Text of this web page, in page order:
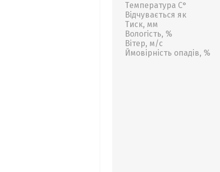
Температура С°
Відчувається як
Тиск, мм
Вологість, %
Вітер, м/с
Ймовірність опадів, %